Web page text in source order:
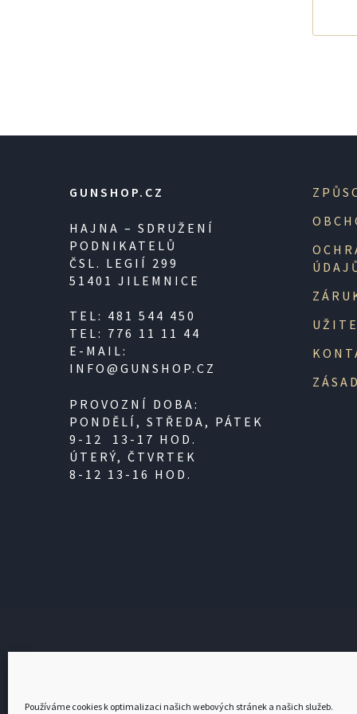
Používáme cookies k optimalizaci našich webových stránek a našich služeb.
GUNSHOP.CZ
HAJNA – SDRUŽENÍ
PODNIKATELŮ
ČSL. LEGIÍ 299
51401 JILEMNICE
TEL: 481 544 450
TEL: 776 11 11 44
E-MAIL:
INFO@GUNSHOP.CZ
PROVOZNÍ DOBA:
PONDĚLÍ, STŘEDA, PÁTEK
9-12 13-17 HOD.
ÚTERÝ, ČTVRTEK
8-12 13-16 HOD.